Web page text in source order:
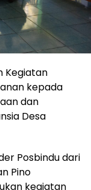
Kegiatan
kepada
dan
Desa
Posbindu dari
Pino
kegiatan